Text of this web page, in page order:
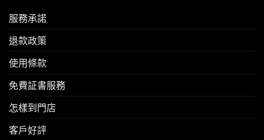
服務承諾
退款政策
使用條款
免費証書服務
怎樣到門店
客戶好評